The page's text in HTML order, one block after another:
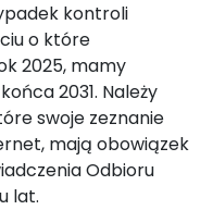
kontroli
o które
2025, mamy
2031. Należy
swoje zeznanie
mają obowiązek
Odbioru
lat.